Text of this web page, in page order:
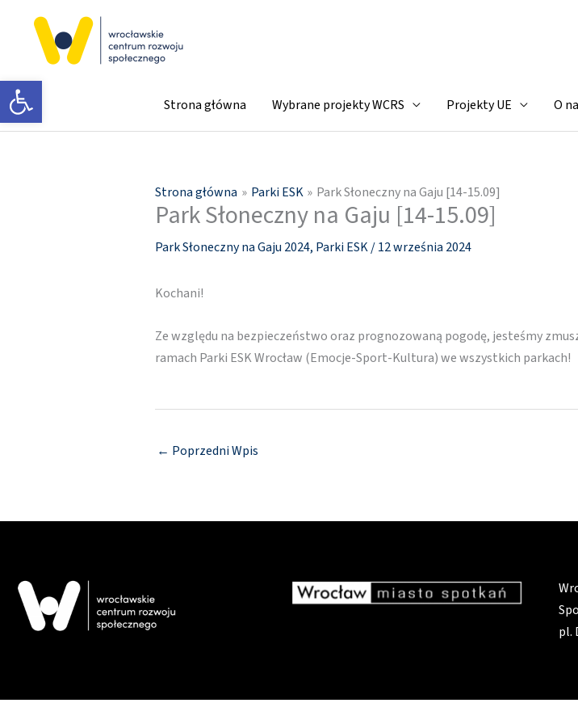
Otwórz pasek narzędzi Strona główna Wybrane projekty WCRS Projekty UE O
Strona główna Parki ESK Park Słoneczny na Gaju [14-15.09]
Park Słoneczny na Gaju [14-15.09]
Park Słoneczny na Gaju 2024, Parki ESK/12 września 2024
Kochani!
Ze względu na bezpieczeństwo oraz prognozowaną pogodę, jesteśmy
ramach Parki ESK Wrocław (Emocje-Sport-Kultura) we wszystkich parkach!
← Poprzedni Wpis
pl.